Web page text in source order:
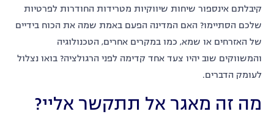
קיבלתם אינספור שיחות שיווקיות מטרידות החודרות לפרטיות
שלכם הסתיימו? האם המדינה הפעם באמת שמה את הכוח בידיים
של האזרחים או שמא, כמו במקרים אחרים, הטכנולוגיה
והמשווקים שוב יהיו צעד אחד קדימה לפני הרגולציה? בואו נצלול
לעומק הדברים.
מה זה מאגר אל תתקשר אליי?